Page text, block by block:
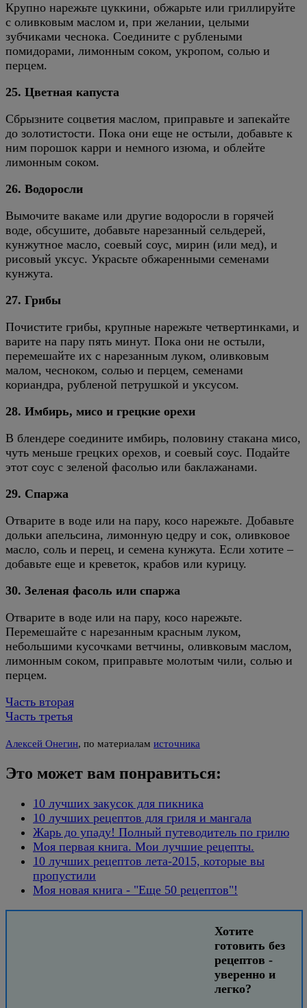
Крупно нарежьте цуккини, обжарьте или гриллируйте
с оливковым маслом и, при желании, целыми
зубчиками чеснока. Соедините с рублеными
помидорами, лимонным соком, укропом, солью и
перцем.
25. Цветная капуста
Сбрызните соцветия маслом, приправьте и запекайте
до золотистости. Пока они еще не остыли, добавьте к
ним порошок карри и немного изюма, и облейте
лимонным соком.
26. Водоросли
Вымочите вакаме или другие водоросли в горячей
воде, обсушите, добавьте нарезанный сельдерей,
кунжутное масло, соевый соус, мирин (или мед), и
рисовый уксус. Украсьте обжаренными семенами
кунжута.
27. Грибы
Почистите грибы, крупные нарежьте четвертинками, и
варите на пару пять минут. Пока они не остыли,
перемешайте их с нарезанным луком, оливковым
малом, чесноком, солью и перцем, семенами
кориандра, рубленой петрушкой и уксусом.
28. Имбирь, мисо и грецкие орехи
В блендере соедините имбирь, половину стакана мисо,
чуть меньше грецких орехов, и соевый соус. Подайте
этот соус с зеленой фасолью или баклажанами.
29. Спаржа
Отварите в воде или на пару, косо нарежьте. Добавьте
дольки апельсина, лимонную цедру и сок, оливковое
масло, соль и перец, и семена кунжута. Если хотите –
добавьте еще и креветок, крабов или курицу.
30. Зеленая фасоль или спаржа
Отварите в воде или на пару, косо нарежьте.
Перемешайте с нарезанным красным луком,
небольшими кусочками ветчины, оливковым маслом,
лимонным соком, приправьте молотым чили, солью и
перцем.
Часть вторая
Часть третья
Алексей Онегин, по материалам источника
Это может вам понравиться:
10 лучших закусок для пикника
10 лучших рецептов для гриля и мангала
Жарь до упаду! Полный путеводитель по грилю
Моя первая книга. Мои лучшие рецепты.
10 лучших рецептов лета-2015, которые вы
пропустили
Моя новая книга - "Еще 50 рецептов"!
Хотите
готовить без
рецептов -
уверенно и
легко?